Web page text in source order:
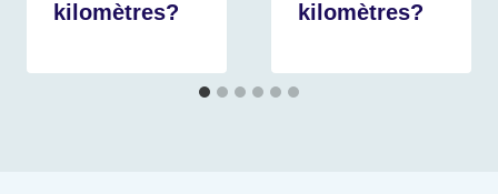
kilomètres?
kilomètres?